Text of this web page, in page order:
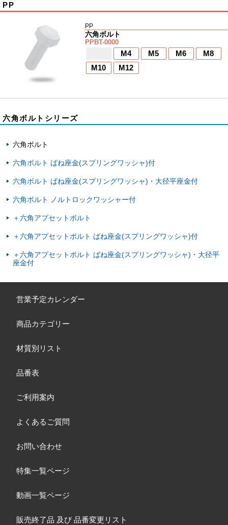
PP
PP
六角ボルト
PPBT-0000
M4 M5 M6
M8
M10
M12
六角ボルトシリーズ
六角ボルト
六角ボルト ばね座金(スプリングワッシャ)付
六角ボルト ばね座金(スプリングワッシャ)・大径平座金付
六角ボルト ノルトロックワッシャー付
＋六角アプセットボルト
＋六角アプセットボルト ばね座金(スプリングワッシャ)付
＋六角アプセットボルト ばね座金(スプリングワッシャ)・大径平
座金付
営業予定カレンダー
商品カテゴリー
材質別リスト
品番表
ご利用案内
よくあるご質問
お問い合わせ
特集一覧ページ
動画一覧ページ
販売終了品 及び品番変更リスト